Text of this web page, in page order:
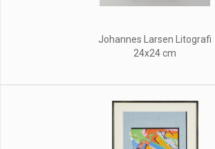
Johannes Larsen Litografi
24x24 cm